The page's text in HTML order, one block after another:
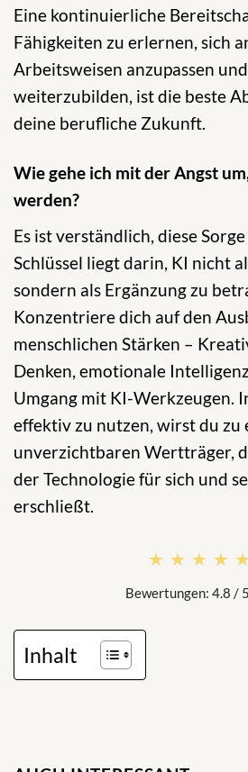
Eine kontinuierliche
Fähigkeiten zu erlernen, sich
Arbeitsweisen anzupassen
weiterzubilden, ist die beste
deine berufliche Zukunft.
Wie gehe ich mit der Angst
werden?
Es ist verständlich, diese
Schlüssel liegt darin, KI nicht
sondern als Ergänzung zu
Konzentriere dich auf den
menschlichen Stärken –
Denken, emotionale
Umgang mit KI-Werkzeugen.
effektiv zu nutzen, wirst du zu
unverzichtbaren Wertträger,
der Technologie für sich und
erschließt.
★★★★★
★★★★★
Bewertungen: 4.8 /
Inhalt